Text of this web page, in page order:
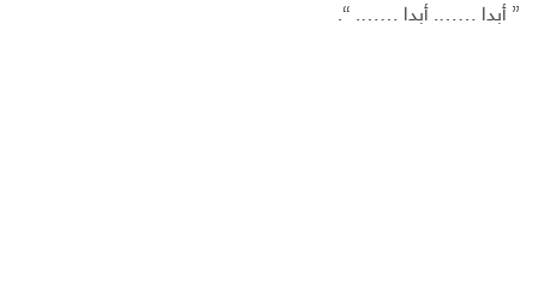
” أبدا ……. أبدا ……. “.